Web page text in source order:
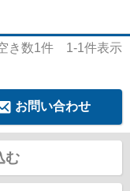
き数1件 1-1件表示
お問い合わせ
む